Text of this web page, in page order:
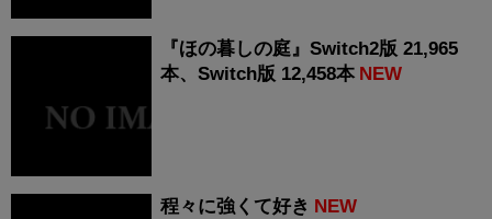
『ほの暮しの庭』Switch2版 21,965
本、Switch版 12,458本 NEW
程々に強くて好き NEW